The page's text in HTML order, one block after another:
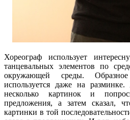
Хореограф использует
танцевальных элементов по
окружающей среды.
используется даже на разминке.
несколько картинок и
предложения, а затем сказал,
картинки в той